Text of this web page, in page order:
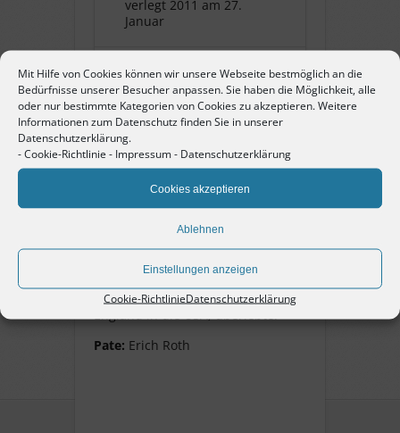
Mit Hilfe von Cookies können wir unsere Webseite bestmöglich an die
Bedürfnisse unserer Besucher anpassen. Sie haben die Möglichkeit, alle
oder nur bestimmte Kategorien von Cookies zu akzeptieren. Weitere
Informationen zum Datenschutz finden Sie in unserer
Datenschutzerklärung.
-Cookie-Richtlinie - Impressum- Datenschutzerklärung
Cookies akzeptieren
Ablehnen
Einstellungen anzeigen
Cookie-RichtlinieDatenschutzerklärung
verlegt 2011 am 27.
Januar
Name:Edith
Furchheimer
Pate:
Edith Furchheimer
geb. 17. September 1929 in
Karlsruhe, Jüdin, Schülerin im
Schulghetto, Flucht 1939 über
England in die USA, überlebte.
Pate: Erich Roth